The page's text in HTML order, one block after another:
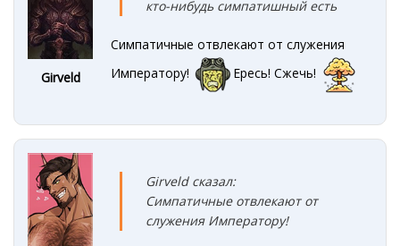
Girveld
кто-нибудь симпатишный есть
Симпатичные отвлекают от служения
Императору!
Ересь! Сжечь!
Girveld сказал:
Симпатичные отвлекают от
служения Императору!